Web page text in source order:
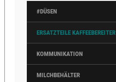
#DÜSEN
ERSATZTEILE KAFFEEBEREITER
KOMMUNIKATION
MILCHBEHÄLTER